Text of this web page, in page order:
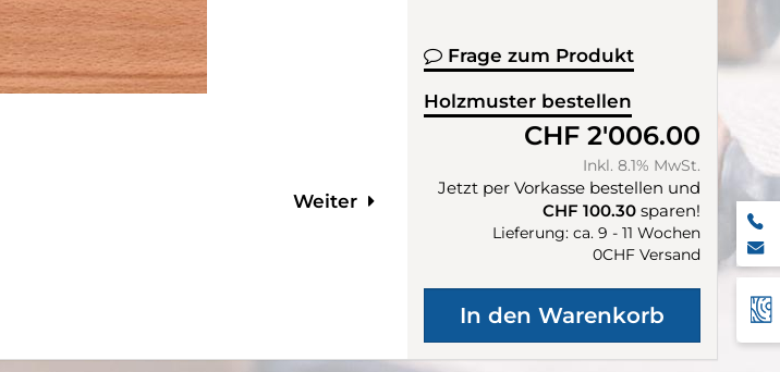
Weiter
Frage zum Produkt
Holzmuster bestellen
CHF 2'006.00
Inkl. 8.1% MwSt.
Jetzt per Vorkasse bestellen und
CHF 100.30 sparen!
Lieferung: ca. 9 - 11 Wochen
0CHF Versand